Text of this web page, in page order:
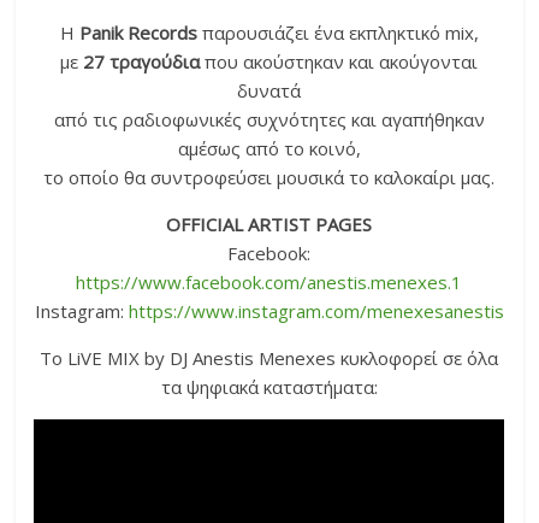
Η Panik Recordsπαρουσιάζει ένα εκπληκτικό mix,
με 27 τραγούδιαπου ακούστηκαν και ακούγονται
δυνατά
από τις ραδιοφωνικές συχνότητες και αγαπήθηκαν
αμέσως από το κοινό,
το οποίο θα συντροφεύσει μουσικά το καλοκαίρι μας.
OFFICIAL ARTIST PAGES
Facebook:
https://www.facebook.com/anestis.menexes.1
Instagram: https://www.instagram.com/menexesanestis
Το LiVE MIX by DJ Anestis Menexes κυκλοφορεί σε όλα
τα ψηφιακά καταστήματα: